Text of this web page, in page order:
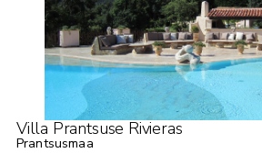
Villa Prantsuse Rivieras
Prantsusmaa